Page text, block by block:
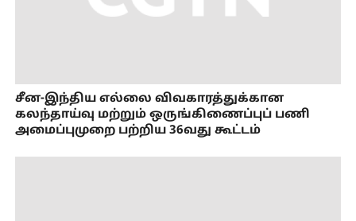
சீன-இந்திய எல்லை விவகாரத்துக்கான
கலந்தாய்வு மற்றும் ஒருங்கிணைப்புப் பணி
அமைப்புமுறை பற்றிய 36வது கூட்டம்